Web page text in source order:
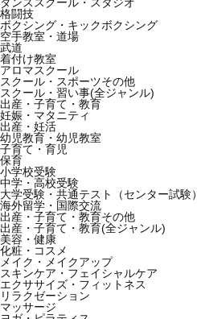
ダンススクール・スタジオ
格闘技
ボクシング・キックボクシング
空手教室・道場
武道
着付け教室
アロマスクール
スクール・スポーツその他
スクール・習い事(全ジャンル)
出産・子育て・教育
妊娠・マタニティ
出産・妊活
幼児教育・幼児教室
子育て・育児
保育
小学校受験
中学・高校受験
大学受験・共通テスト（センター試験）
海外留学・国際交流
出産・子育て・教育その他
出産・子育て・教育(全ジャンル)
美容・健康
化粧・コスメ
メイク・メイクアップ
スキンケア・フェイシャルケア
エクササイズ・フィットネス
リラクゼーション
マッサージ